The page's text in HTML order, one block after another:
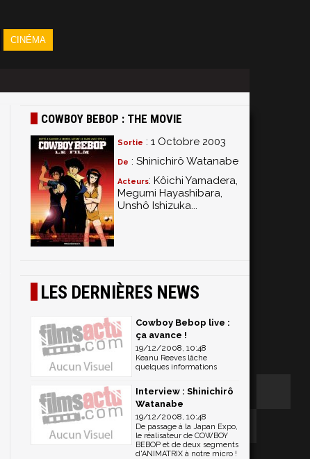
CINÉMA
COWBOY BEBOP : THE MOVIE
Sortie : 1 Octobre 2003
De : Shinichirô Watanabe
Acteurs: Kôichi Yamadera,
Megumi Hayashibara,
Unshô Ishizuka...
LES DERNIÈRES NEWS
Cowboy Bebop live :
ça avance !
19/12/2008, 10:48
Keanu Reeves lâche
quelques informations
Interview : Shinichirô
Watanabe
19/12/2008, 10:48
De passage à la Japan Expo,
le réalisateur de COWBOY
BEBOP et de deux segments
d'ANIMATRIX à notre micro !